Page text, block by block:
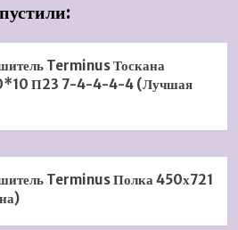
Terminus Тоскана
П23 7-4-4-4-4 (Лучшая
Terminus Полка 450х721